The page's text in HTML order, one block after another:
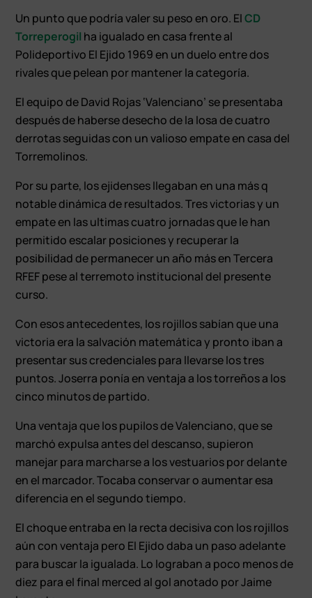
Un punto que podría valer su peso en oro. ElCD
Torreperogil ha igualado en casa frente al
Polideportivo El Ejido 1969 en un duelo entre dos
rivales que pelean por mantener la categoría.
El equipo de David Rojas ‘Valenciano’ se presentaba
después de haberse desecho de la losa de cuatro
derrotas seguidas con un valioso empate en casa del
Torremolinos.
Por su parte, los ejidenses llegaban en una más q
notable dinámica de resultados. Tres victorias y un
empate en las ultimas cuatro jornadas que le han
permitido escalar posiciones y recuperar la
posibilidad de permanecer un año más en Tercera
RFEF pese al terremoto institucional del presente
curso.
Con esos antecedentes, los rojillos sabían que una
victoria era la salvación matemática y pronto iban a
presentar sus credenciales para llevarse los tres
puntos. Joserra ponía en ventaja a los torreños a los
cinco minutos de partido.
Una ventaja que los pupilos de Valenciano, que se
marchó expulsa antes del descanso, supieron
manejar para marcharse a los vestuarios por delante
en el marcador. Tocaba conservar o aumentar esa
diferencia en el segundo tiempo.
El choque entraba en la recta decisiva con los rojillos
aún con ventaja pero El Ejido daba un paso adelante
para buscar la igualada. Lo lograban a poco menos de
diez para el final merced al gol anotado por Jaime